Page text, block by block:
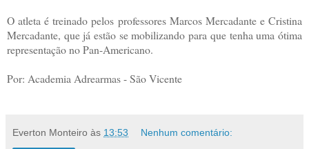
O atleta é treinado pelos professores Marcos Mercadante e Cristina
Mercadante, que já estão se mobilizando para que tenha uma ótima
representação no Pan-Americano.
Por: Academia Adrearmas - São Vicente
Everton Monteiro às 13:53 Nenhum comentário: